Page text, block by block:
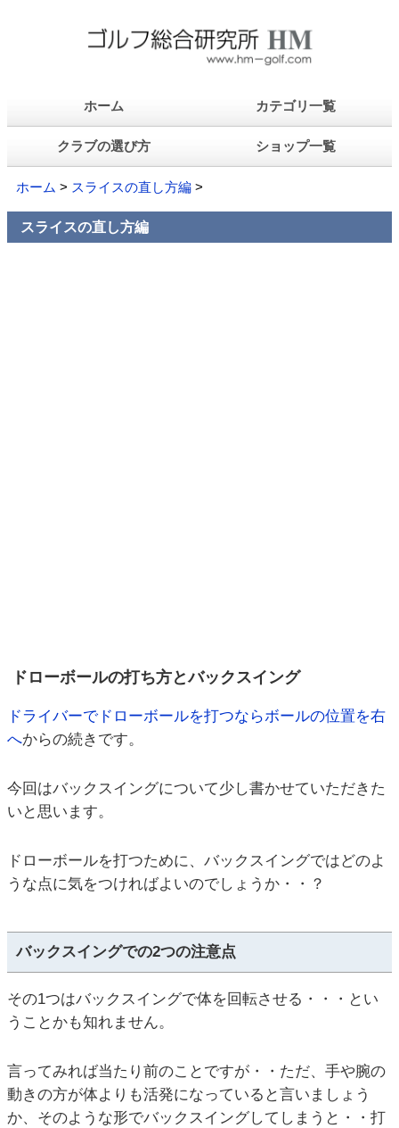
ホーム カテゴリ一覧
クラブの選び方 ショップ一覧
ホーム > スライスの直し方編 >
スライスの直し方編
ドローボールの打ち方とバックスイング
ドライバーでドローボールを打つならボールの位置を右
へからの続きです。
今回はバックスイングについて少し書かせていただきた
いと思います。
ドローボールを打つために、バックスイングではどのよ
うな点に気をつければよいのでしょうか・・？
バックスイングでの2つの注意点
その1つはバックスイングで体を回転させる・・・とい
うことかも知れません。
言ってみれば当たり前のことですが・・ただ、手や腕の
動きの方が体よりも活発になっていると言いましょう
か、そのような形でバックスイングしてしまうと・・打